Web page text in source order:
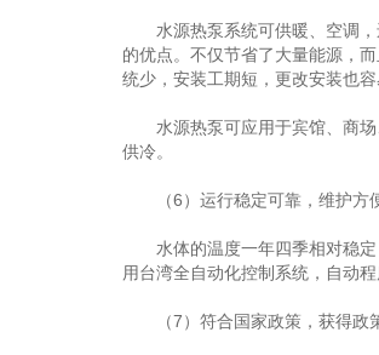
水源热泵系统可供暖、空调，
的优点。不仅节省了大量能源，
统少，安装工期短，更改安装也容
水源热泵可应用于宾馆、商场
供冷。
（6）运行稳定可靠，维护
水体的温度一年四季相对稳定
用台湾全自动化控制系统，自动
（7）符合国家政策，获得政